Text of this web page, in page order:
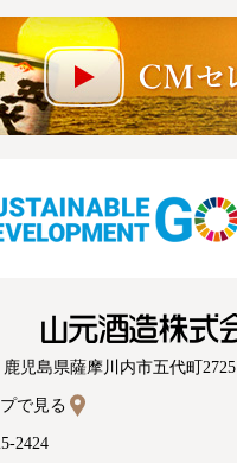
山元酒造株式会社
鹿児島県薩摩川内市五代町2725
で見る
2424